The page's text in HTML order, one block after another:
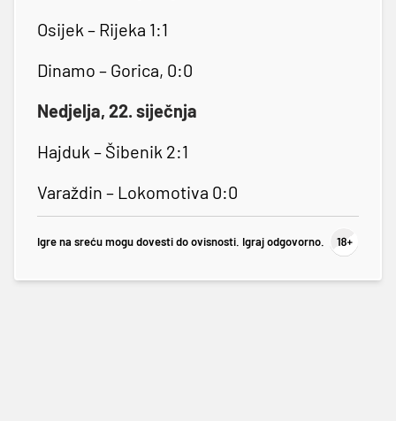
Osijek – Rijeka 1:1
Dinamo – Gorica, 0:0
Nedjelja, 22. siječnja
Hajduk – Šibenik 2:1
Varaždin – Lokomotiva 0:0
Igre na sreću mogu dovesti do ovisnosti. Igraj odgovorno.